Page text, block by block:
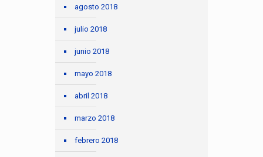
agosto 2018
julio 2018
junio 2018
mayo 2018
abril 2018
marzo 2018
febrero 2018